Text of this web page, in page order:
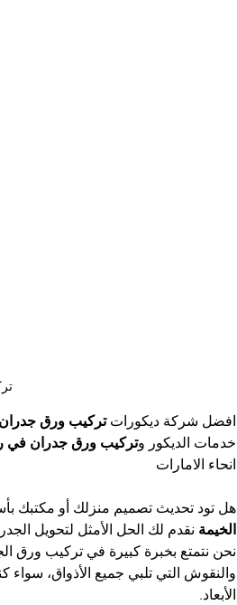
افضل شركة ديكورات تركيب ورق
خدمات الديكور وتركيب ورق جدران في
انحاء الامارات
هل تود تحديث تصميم منزلك أو مكتبك
الخيمة نقدم لك الحل الأمثل لتحويل
نحن نتمتع بخبرة كبيرة في تركيب ورق
والنقوش التي تلبي جميع الأذواق،
الأبعاد.